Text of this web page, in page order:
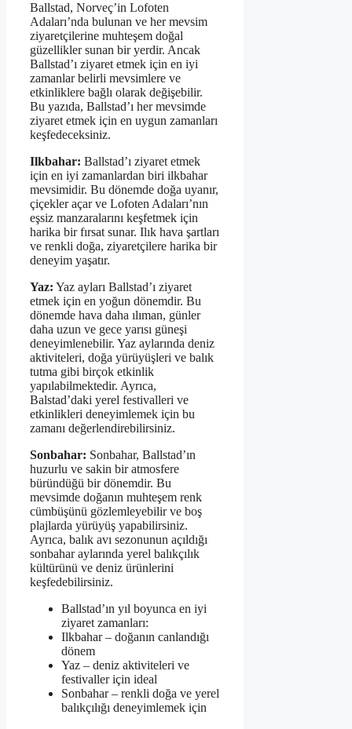
Ballstad, Norveç’in Lofoten
Adaları’nda bulunan ve her mevsim
ziyaretçilerine muhteşem doğal
güzellikler sunan bir yerdir. Ancak
Ballstad’ı ziyaret etmek için en iyi
zamanlar belirli mevsimlere ve
etkinliklere bağlı olarak değişebilir.
Bu yazıda, Ballstad’ı her mevsimde
ziyaret etmek için en uygun zamanları
keşfedeceksiniz.
Ilkbahar: Ballstad’ı ziyaret etmek
için en iyi zamanlardan biri ilkbahar
mevsimidir. Bu dönemde doğa uyanır,
çiçekler açar ve Lofoten Adaları’nın
eşsiz manzaralarını keşfetmek için
harika bir fırsat sunar. Ilık hava şartları
ve renkli doğa, ziyaretçilere harika bir
deneyim yaşatır.
Yaz: Yaz ayları Ballstad’ı ziyaret
etmek için en yoğun dönemdir. Bu
dönemde hava daha ılıman, günler
daha uzun ve gece yarısı güneşi
deneyimlenebilir. Yaz aylarında deniz
aktiviteleri, doğa yürüyüşleri ve balık
tutma gibi birçok etkinlik
yapılabilmektedir. Ayrıca,
Balstad’daki yerel festivalleri ve
etkinlikleri deneyimlemek için bu
zamanı değerlendirebilirsiniz.
Sonbahar: Sonbahar, Ballstad’ın
huzurlu ve sakin bir atmosfere
büründüğü bir dönemdir. Bu
mevsimde doğanın muhteşem renk
cümbüşünü gözlemleyebilir ve boş
plajlarda yürüyüş yapabilirsiniz.
Ayrıca, balık avı sezonunun açıldığı
sonbahar aylarında yerel balıkçılık
kültürünü ve deniz ürünlerini
keşfedebilirsiniz.
Ballstad’ın yıl boyunca en iyi
ziyaret zamanları:
Ilkbahar – doğanın canlandığı
dönem
Yaz – deniz aktiviteleri ve
festivaller için ideal
Sonbahar – renkli doğa ve yerel
balıkçılığı deneyimlemek için